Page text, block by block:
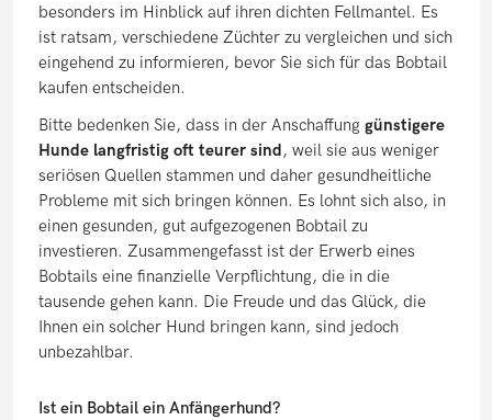
besonders im Hinblick auf ihren dichten Fellmantel. Es
ist ratsam, verschiedene Züchter zu vergleichen und sich
eingehend zu informieren, bevor Sie sich für das Bobtail
kaufen entscheiden.
Bitte bedenken Sie, dass in der Anschaffung günstigere
Hunde langfristig oft teurer sind, weil sie aus weniger
seriösen Quellen stammen und daher gesundheitliche
Probleme mit sich bringen können. Es lohnt sich also, in
einen gesunden, gut aufgezogenen Bobtail zu
investieren. Zusammengefasst ist der Erwerb eines
Bobtails eine finanzielle Verpflichtung, die in die
tausende gehen kann. Die Freude und das Glück, die
Ihnen ein solcher Hund bringen kann, sind jedoch
unbezahlbar.
Ist ein Bobtail ein Anfängerhund?